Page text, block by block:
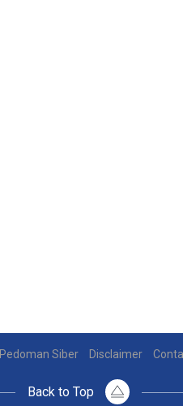
Pedoman Siber Disclaimer
Back to Top